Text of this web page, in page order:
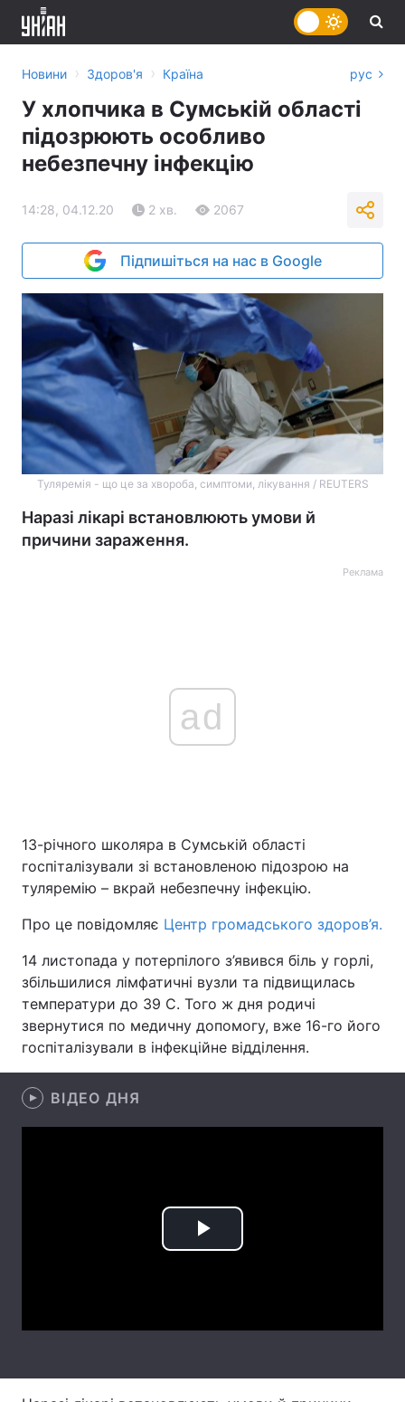
Головна Війна
Україна Політика
Економіка Світ
Спорт Наука
Техно і зв'язок Лайт
Зброя
Здоров'я Туризм
Регіони
Архів Вакансії
Новини › Здоров'я › Країна рус
У хлопчика в Сумській області
підозрюють особливо
небезпечну інфекцію
14:28, 04.12.20 2 хв. 2067
Підпишіться на нас в Google
Туляремія - що це за хвороба, симптоми, лікування / REUTERS
Наразі лікарі встановлюють умови й
причини зараження.
Реклама
ad
13-річного школяра в Сумській області
госпіталізували зі встановленою підозрою на
туляремію – вкрай небезпечну інфекцію.
Про це повідомляє Центр громадського здоров’я.
14 листопада у потерпілого з’явився біль у горлі,
збільшилися лімфатичні вузли та підвищилась
температури до 39 С. Того ж дня родичі
звернутися по медичну допомогу, вже 16-го його
госпіталізували в інфекційне відділення.
ВІДЕО ДНЯ
Play